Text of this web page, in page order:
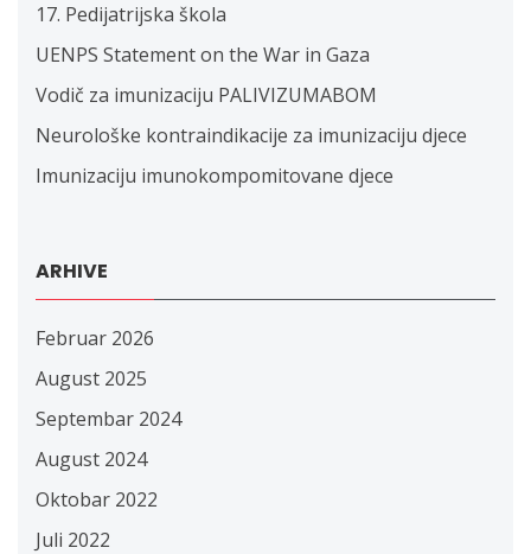
17. Pedijatrijska škola
UENPS Statement on the War in Gaza
Vodič za imunizaciju PALIVIZUMABOM
Neurološke kontraindikacije za imunizaciju djece
Imunizaciju imunokompomitovane djece
ARHIVE
Februar 2026
August 2025
Septembar 2024
August 2024
Oktobar 2022
Juli 2022